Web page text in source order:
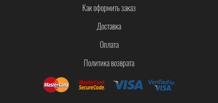
Как оформить заказ
Доставка
Оплата
Политика возврата